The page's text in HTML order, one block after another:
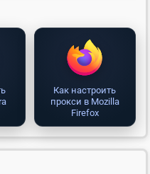
Как настроить
прокси в Mozilla
Firefox